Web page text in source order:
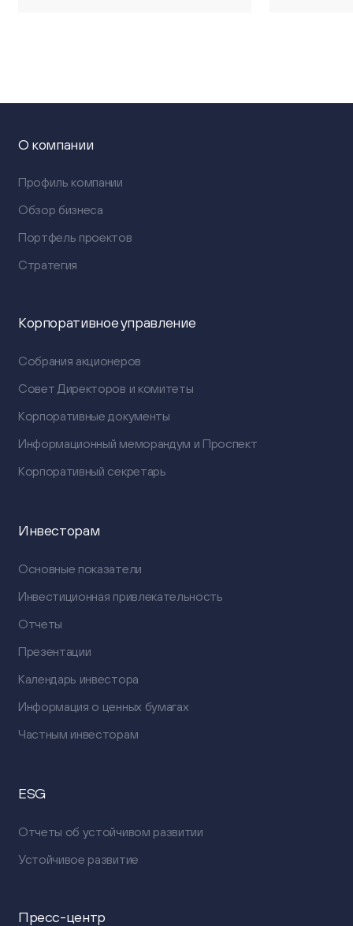
О компании
Профиль компании
Обзор бизнеса
Портфель проектов
Стратегия
Корпоративное управление
Собрания акционеров
Совет Директоров и комитеты
Корпоративные документы
Информационный меморандум и Проспект
Корпоративный секретарь
Инвесторам
Основные показатели
Инвестиционная привлекательность
Отчеты
Презентации
Календарь инвестора
Информация о ценных бумагах
Частным инвесторам
ESG
Отчеты об устойчивом развитии
Устойчивое развитие
Пресс-центр